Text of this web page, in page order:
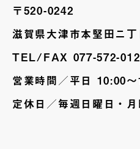
〒520-0242
滋賀県大津市本堅田ニ
TEL/FAX 077-572-
営業時間／平日 10:00
定休日／毎週日曜日・月